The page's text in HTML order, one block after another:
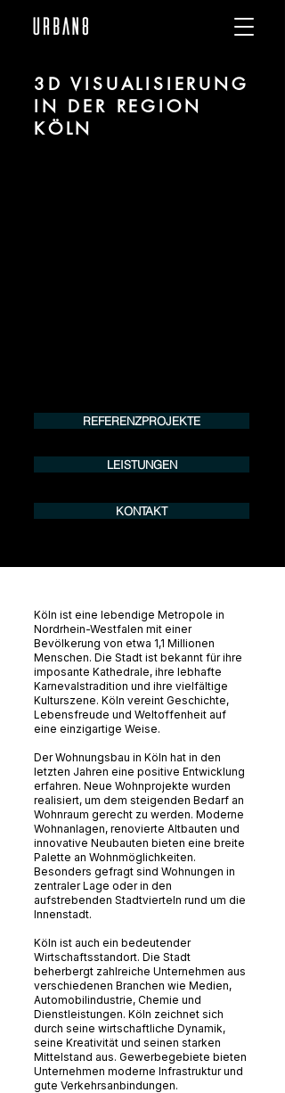
3D VISUALISIERUNG
IN DER REGION
KÖLN
REFERENZPROJEKTE
LEISTUNGEN
KONTAKT
Köln ist eine lebendige Metropole in
Nordrhein-Westfalen mit einer
Bevölkerung von etwa 1,1 Millionen
Menschen. Die Stadt ist bekannt für ihre
imposante Kathedrale, ihre lebhafte
Karnevalstradition und ihre vielfältige
Kulturszene. Köln vereint Geschichte,
Lebensfreude und Weltoffenheit auf
eine einzigartige Weise.
Der Wohnungsbau in Köln hat in den
letzten Jahren eine positive Entwicklung
erfahren. Neue Wohnprojekte wurden
realisiert, um dem steigenden Bedarf an
Wohnraum gerecht zu werden. Moderne
Wohnanlagen, renovierte Altbauten und
innovative Neubauten bieten eine breite
Palette an Wohnmöglichkeiten.
Besonders gefragt sind Wohnungen in
zentraler Lage oder in den
aufstrebenden Stadtvierteln rund um die
Innenstadt.
Köln ist auch ein bedeutender
Wirtschaftsstandort. Die Stadt
beherbergt zahlreiche Unternehmen aus
verschiedenen Branchen wie Medien,
Automobilindustrie, Chemie und
Dienstleistungen. Köln zeichnet sich
durch seine wirtschaftliche Dynamik,
seine Kreativität und seinen starken
Mittelstand aus. Gewerbegebiete bieten
Unternehmen moderne Infrastruktur und
gute Verkehrsanbindungen.